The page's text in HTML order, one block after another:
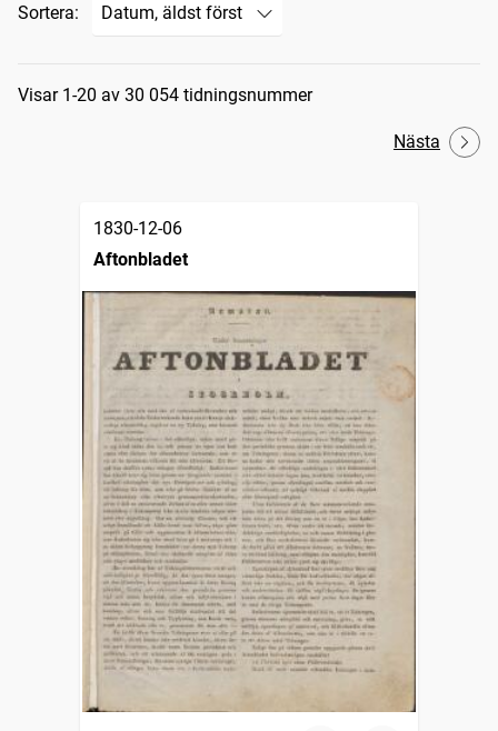
Sortera:
Sökresultat
Visar 1-20 av 30 054 tidningsnummer
Nästa
1830-12-06
Aftonbladet